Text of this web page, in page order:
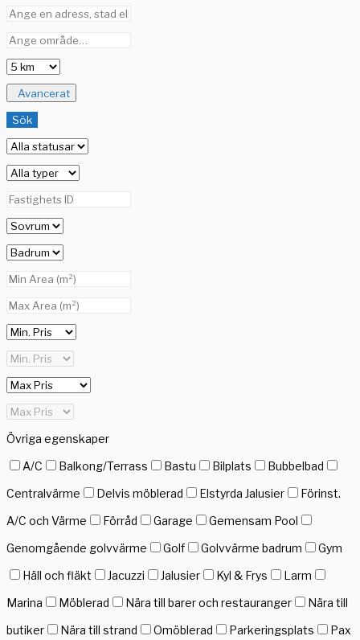
Avancerat
Sök
Övriga egenskaper
A/C
Balkong/Terrass Bastu Bilplats
Bubbelbad
Centralvärme
Delvis möblerad Elstyrda Jalusier
Förinst.
A/C och Värme
Förråd Garage
Gemensam Pool
Genomgående golvvärme
Golf Golvvärme badrum
Gym
Häll och fläkt
Jacuzzi Jalusier Kyl & Frys
Larm
Marina
Möblerad Nära till barer och restauranger
Nära till
butiker
Nära till strand Omöblerad Parkeringsplats
Pax